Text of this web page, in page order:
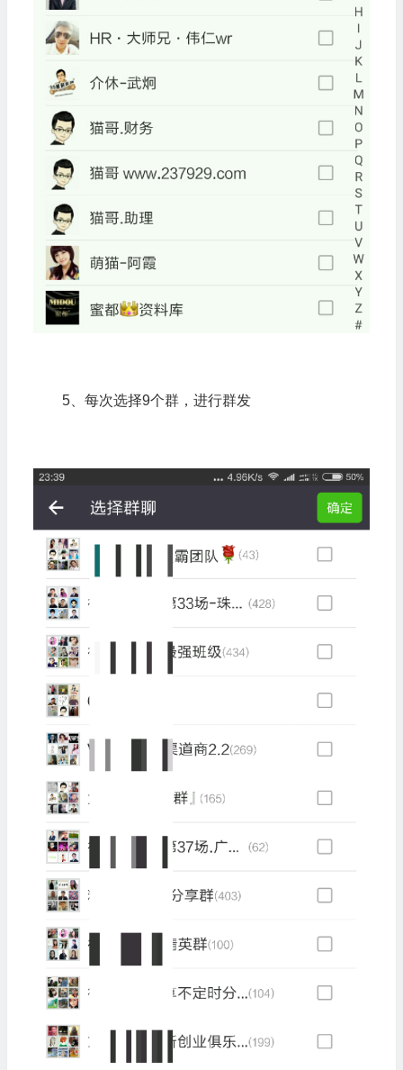
5、每次选择9个群，进行群发